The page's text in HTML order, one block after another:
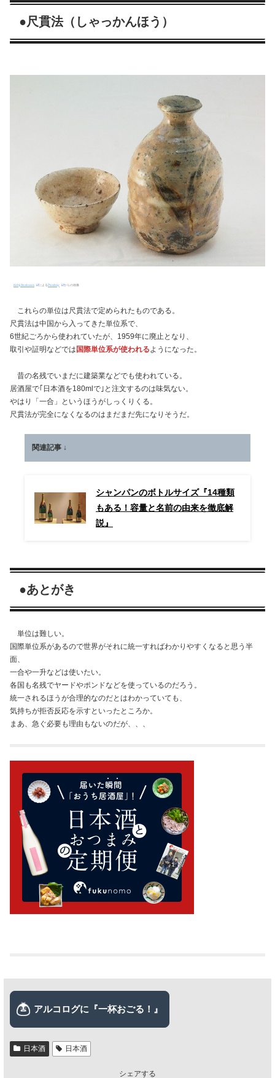
●尺貫法（しゃっかんほう）
Kohji Asakawa によるPixabay からの画像
これらの単位は尺貫法で定められたものである。
尺貫法は中国から入ってきた単位系で、
6世紀ごろから使われていたが、1959年に廃止となり、
取引や証明などでは 国際単位系が使われるようになった。
昔の名残でいまだに建築業などでも使われている。
居酒屋で｢日本酒を180mlで｣と注文するのは味気ない。
やはり「一合」というほうがしっくりくる。
尺貫法が完全になくなるのはまだまだ先になりそうだ。
関連記事 ↓
シャンパンのボトルサイズ『14種類
もある！容量と名前の由来を徹底解
説』
●あとがき
単位は難しい。
国際単位系があるので世界がそれに統一すればわかりやすくなると思う半
面、
一合や一升などは使いたい。
各国も名残でヤードやポンドなどを使っているのだろう。
統一されるほうが合理的なのだとはわかっていても、
気持ちが拒否反応を示すといったところか。
まあ、急ぐ必要も理由もないのだが、、、
日本酒 日本酒
シェアする